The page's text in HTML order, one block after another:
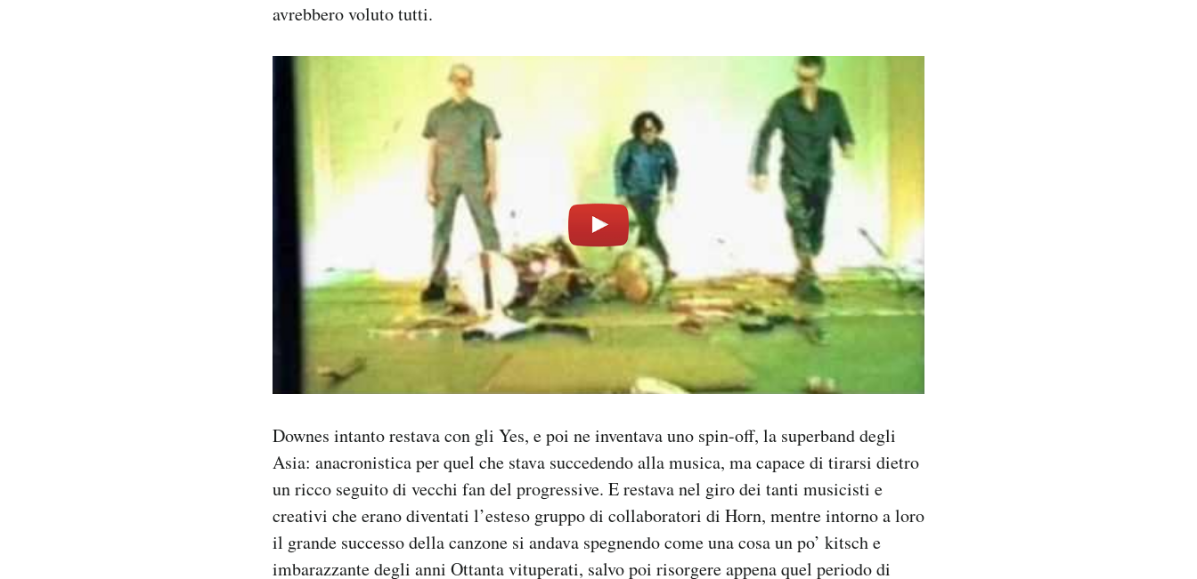
avrebbero voluto tutti.
Downes intanto restava con gli Yes, e poi ne inventava uno spin-off, la superband degli
Asia: anacronistica per quel che stava succedendo alla musica, ma capace di tirarsi dietro
un ricco seguito di vecchi fan del progressive. E restava nel giro dei tanti musicisti e
creativi che erano diventati l’esteso gruppo di collaboratori di Horn, mentre intorno a loro
il grande successo della canzone si andava spegnendo come una cosa un po’ kitsch e
imbarazzante degli anni Ottanta vituperati, salvo poi risorgere appena quel periodo di